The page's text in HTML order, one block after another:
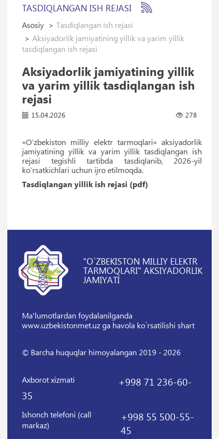
TASDIQLANGAN ISH REJASI
Asosiy
Tasdiqlangan ish rejasi
Aksiyadorlik jamiyatining yillik va yarim yillik
tasdiqlangan ish rejasi
Aksiyadorlik jamiyatining yillik
va yarim yillik tasdiqlangan ish
rejasi
15.04.2026 278
«O‘zbekiston milliy elektr tarmoqlari» aksiyadorlik
jamiyatining yillik va yarim yillik tasdiqlangan ish
rejasi tegishli tartibda tasdiqlanib, 2026-yil
ko‘rsatkichlari uchun ijro etilmoqda.
Tasdiqlangan yillik ish rejasi (pdf)
"O`ZBEKISTON MILLIY ELEKTR
TARMOQLARI" AKSIYADORLIK
JAMIYATI
Ma'lumotlardan foydalanilganda
www.uzbekistonmet.uz ga havola ko`rsatilishi shart
© Barcha huquqlar himoyalangan 2019 - 2026
Axborot xizmati
+998 71 236-60-
35
Ishonch telefoni (call
markaz)
+998 55 500-55-
45